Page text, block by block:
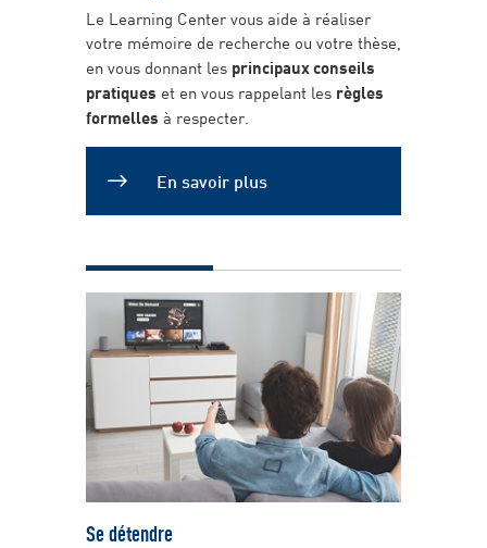
Le Learning Center vous aide à réaliser
votre mémoire de recherche ou votre thèse,
en vous donnant les principaux conseils
pratiques et en vous rappelant les règles
formelles à respecter.
En savoir plus
Se détendre